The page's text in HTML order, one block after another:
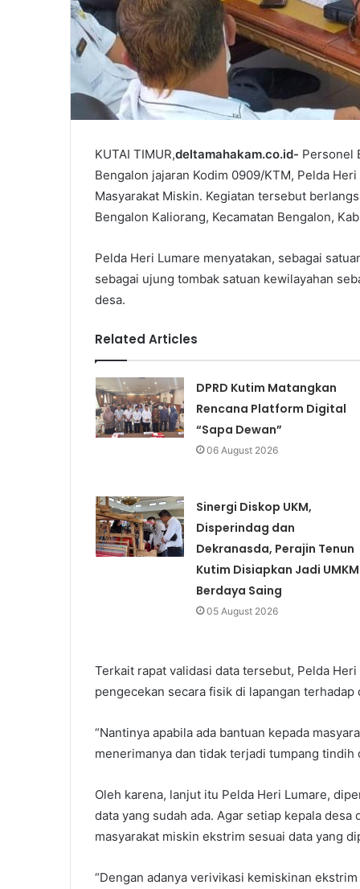
KUTAI TIMUR,deltamahakam.co.id- Personel
Bengalon jajaran Kodim 0909/KTM, Pelda
Masyarakat Miskin. Kegiatan tersebut
Bengalon Kaliorang, Kecamatan Bengalon,
Pelda Heri Lumare menyatakan, sebagai
sebagai ujung tombak satuan kewilayahan
desa.
Related Articles
DPRD Kutim Matangkan
Rencana Platform Digital
“Sapa Dewan”
06 August 2026
Sinergi Diskop UKM,
Disperindag dan
Dekranasda, Perajin Tenun
Kutim Disiapkan Jadi UMKM
Berdaya Saing
05 August 2026
Terkait rapat validasi data tersebut, Pelda
pengecekan secara fisik di lapangan
“Nantinya apabila ada bantuan kepada
menerimanya dan tidak terjadi tumpang tindih
Oleh karena, lanjut itu Pelda Heri Lumare,
data yang sudah ada. Agar setiap kepala
masyarakat miskin ekstrim sesuai data yang
“Dengan adanya verivikasi kemiskinan